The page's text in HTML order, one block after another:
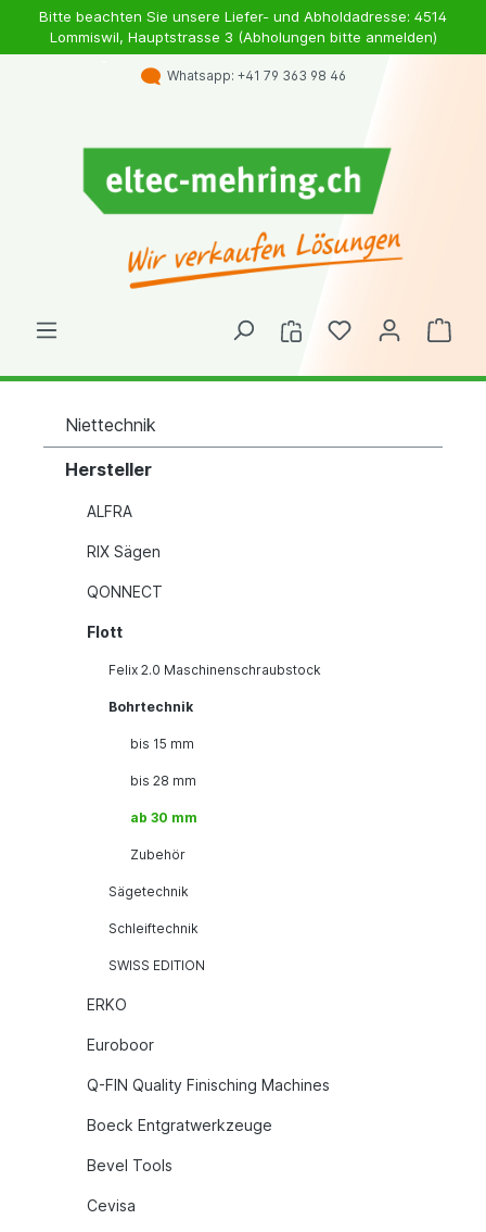
Bitte beachten Sie unsere Liefer- und Abholdadresse: 4514
Lommiswil, Hauptstrasse 3 (Abholungen bitte anmelden)
Whatsapp: +41 79 363 98 46
Niettechnik
Hersteller
ALFRA
RIX Sägen
QONNECT
Flott
Felix 2.0 Maschinenschraubstock
Bohrtechnik
bis 15 mm
bis 28 mm
ab 30 mm
Zubehör
Sägetechnik
Schleiftechnik
SWISS EDITION
ERKO
Euroboor
Q-FIN Quality Finisching Machines
Boeck Entgratwerkzeuge
Bevel Tools
Cevisa